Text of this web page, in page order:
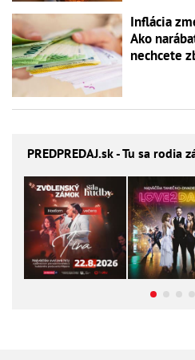
Inflácia
Ako
nechcete
PREDPREDAJ.sk - Tu sa rodia